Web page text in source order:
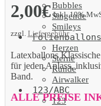
Bubbles
Singende
Smileys
Folienballons
Herzen
Sterne
Runde
Airwalker
123/ABC
123
2,00€ Inkl. 19%
zzgl. Liefergebühr
Latexballons
für jeden Anlass,
Band.
ALLE PREISE